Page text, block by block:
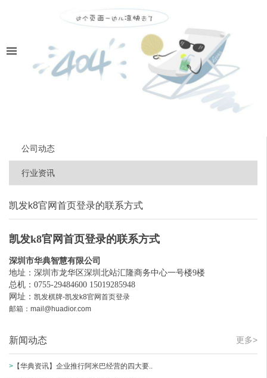
公司动态
行业资讯
凯发k8官网首页登录的联系方式
凯发k8官网首页登录的联系方式
深圳市华典智慧有限公司
地址：深圳市龙华区深圳北站汇隆商务中心一号楼9楼
总机：0755-29484600 15019285948
网址： 凯发棋牌-凯发k8官网首页登录
邮箱： mail@huadior.com
更多>
新闻动态
> 【华典资讯】企业推行阿米巴经营的四大要..